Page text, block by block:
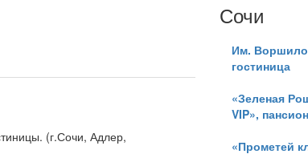
(г.Сочи, Адлер,
Сочи
Им.
гостиница
«Зеленая
VIP»,
«Прометей